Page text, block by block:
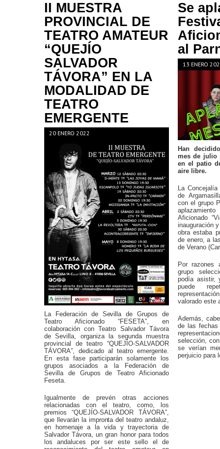
II MUESTRA
PROVINCIAL DE
TEATRO AMATEUR
“QUEJÍO
SALVADOR
TÁVORA” EN LA
MODALIDAD DE
TEATRO
EMERGENTE
20 ENERO 2022
La Federación de Sevilla de Grupos de
Teatro Aficionado “FESETA”, en
colaboración con Teatro Salvador Távora
de Sevilla, organiza la segunda muestra
provincial de teatro “QUEJÍO-SALVADOR
TÁVORA”, dedicado al teatro emergente.
En esta fase participarán solamente los
grupos asociados a la Federación de
Sevilla de Grupos de Teatro Aficionado
Feseta.
Igualmente de prevén otras acciones
relacionadas con el teatro, como, los
premios “QUEJÍO-SALVADOR TÁVORA”,
que llevarán la impronta del teatro andaluz,
en homenaje a la vida y trayectoria de
Salvador Távora, un gran honor para todos
los andaluces por ser este sello el de
Se
al
13 ENERO
Han
mes de julio
en el patio
aire libre.
La
de
con el grupo
Aficionado
inauguración
obra estaba
de enero, a
de Verano
Por razones
grupo
podía asistir,
puede
valorado este
Además,
de las
selección,
se verían
perjuicio para